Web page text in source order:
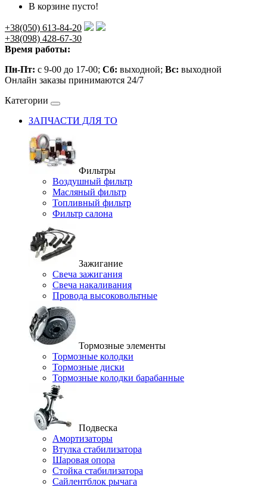
В корзине пусто!
+38(050) 613-84-20
+38(098) 428-67-30
Время работы:
Пн-Пт: с 9-00 до 17-00; Сб: выходной; Вс: выходной
Онлайн заказы принимаются 24/7
Категории
ЗАПЧАСТИ ДЛЯ ТО
Фильтры
Воздушный фильтр
Масляный фильтр
Топливный фильтр
Фильтр салона
Зажигание
Свеча зажигания
Свеча накаливания
Провода высоковольтные
Тормозные элементы
Тормозные колодки
Тормозные диски
Тормозные колодки барабанные
Подвеска
Амортизаторы
Втулка стабилизатора
Шаровая опора
Стойка стабилизатора
Сайлентблок рычага